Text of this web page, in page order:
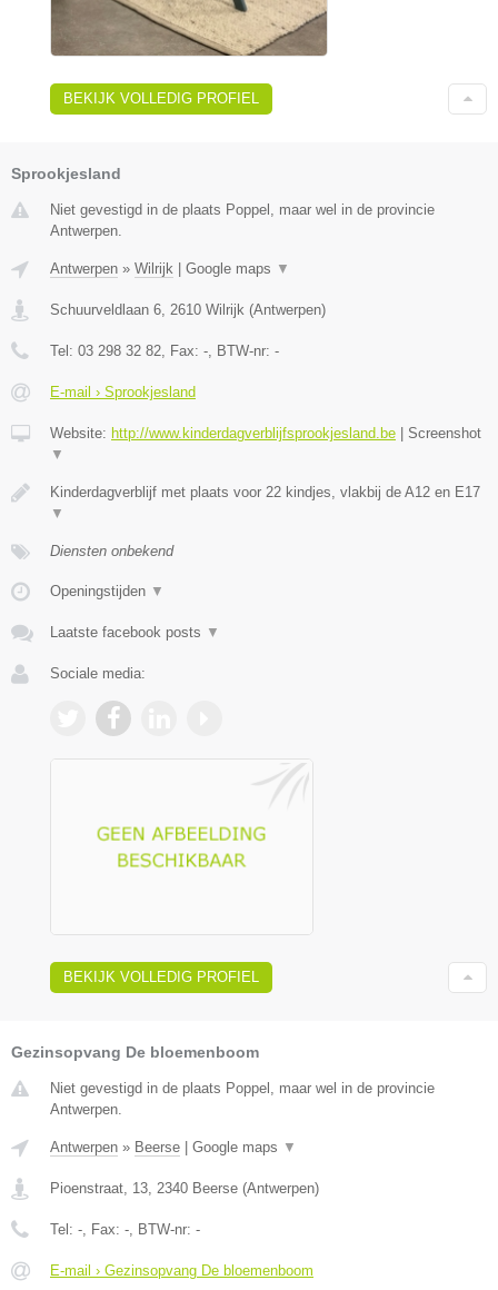
BEKIJK VOLLEDIG PROFIEL
Sprookjesland
Niet gevestigd in de plaats Poppel, maar wel in de provincie
Antwerpen.
Antwerpen » Wilrijk Google maps ▼
Schuurveldlaan 6, 2610 Wilrijk (Antwerpen)
Tel: 03 298 32 82, Fax: -, BTW-nr: -
E-mail › Sprookjesland
Website: http://www.kinderdagverblijfsprookjesland.be
Screenshot
▼
Kinderdagverblijf met plaats voor 22 kindjes, vlakbij de A12 en E17
▼
Diensten onbekend
Openingstijden ▼
Laatste facebook posts ▼
Sociale media:
BEKIJK VOLLEDIG PROFIEL
Gezinsopvang De bloemenboom
Niet gevestigd in de plaats Poppel, maar wel in de provincie
Antwerpen.
Antwerpen » Beerse Google maps ▼
Pioenstraat, 13, 2340 Beerse (Antwerpen)
Tel: -, Fax: -, BTW-nr: -
E-mail › Gezinsopvang De bloemenboom